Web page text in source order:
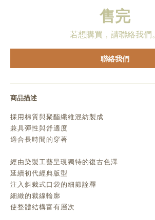
售完
若想購買，請聯絡我們。
聯絡我們
商品描述
採用棉質與聚酯纖維混紡製成
兼具彈性與舒適度
適合長時間的穿著
經由染製工藝呈現獨特的復古色澤
延續初代經典版型
注入斜裁式口袋的細節詮釋
細緻的裁線輪廓
使整體結構富有層次